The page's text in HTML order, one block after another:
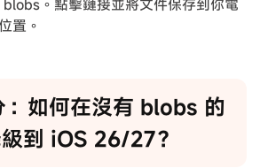
。點擊鏈接並將文件保存到你電
置。
：如何在沒有 blobs 的
到 iOS 26/27？